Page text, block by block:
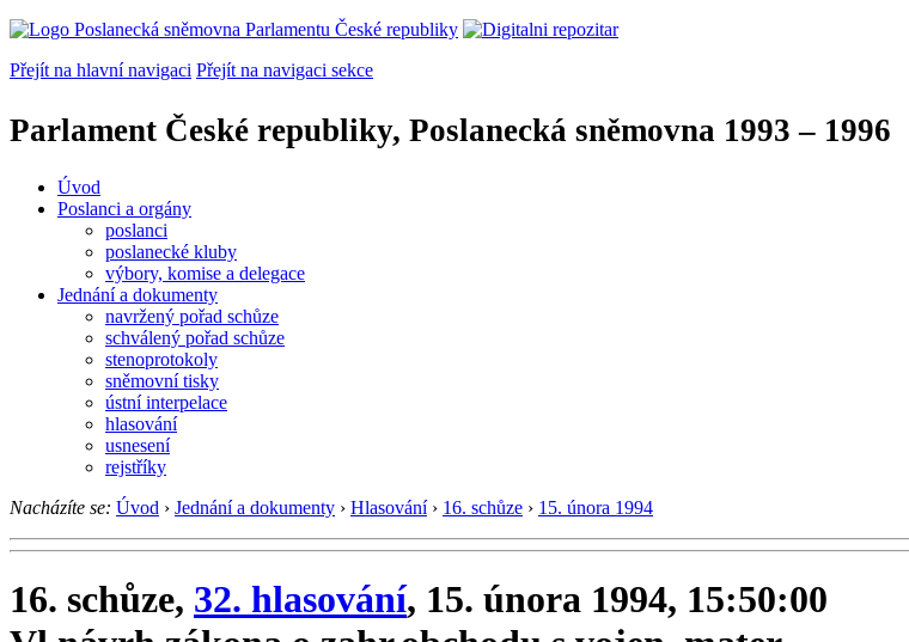
Přejít na hlavní navigaci Přejít na navigaci sekce
Parlament České republiky, Poslanecká sněmovna 1993 – 1996
Úvod
Poslanci a orgány
poslanci
poslanecké kluby
výbory, komise a delegace
Jednání a dokumenty
navržený pořad schůze
schválený pořad schůze
stenoprotokoly
sněmovní tisky
ústní interpelace
hlasování
usnesení
rejstříky
Nacházíte se: Úvod › Jednání a dokumenty › Hlasování › 16. schůze › 15. února 1994
16. schůze, 32. hlasování, 15. února 1994, 15:50:00